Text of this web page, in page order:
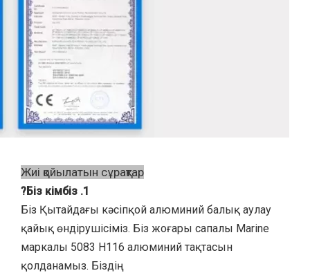
Жиі қойылатын сұрақтар
1. Біз кімбіз?
Біз Қытайдағы кәсіпқой алюминий балық аулау
қайық өндірушісіміз. Біз жоғары сапалы Marine
маркалы 5083 H116 алюминий тақтасын
қолданамыз. Біздің